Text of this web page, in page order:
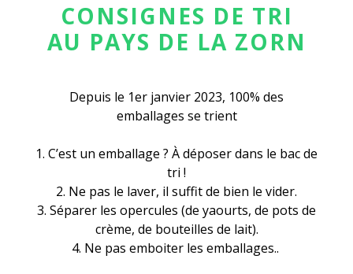
CONSIGNES DE TRI
AU PAYS DE LA ZORN
Depuis le 1er janvier 2023, 100% des
emballages se trient
1. C’est un emballage ? À déposer dans le bac de
tri !
2. Ne pas le laver, il suffit de bien le vider.
3. Séparer les opercules (de yaourts, de pots de
crème, de bouteilles de lait).
4. Ne pas emboiter les emballages..